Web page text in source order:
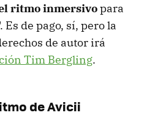
ritmo inmersivopara
de pago, sí, pero la
de autor irá
Tim Bergling.
de Avicii